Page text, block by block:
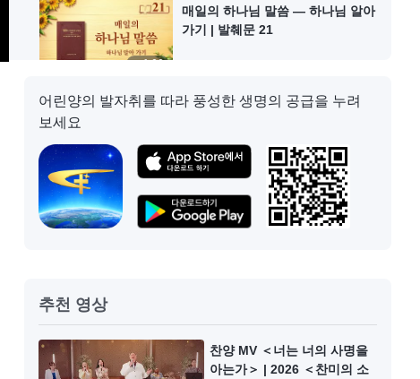
6:00
매일의 하나님 말씀 ― 하나님 알아
가기 | 발췌문 21
13:55
매일의 하나님 말씀 ― 하나님 알아
매일의 하나님 말씀 ― 하나님 알아
가기 | 발췌문 23
어린양의 발자취를 따라 풍성한 생명의 공급을 누려
보세요
추천 영상
찬양 MV ＜너는 너의 사명을
아는가＞ | 2026 ＜찬미의 소